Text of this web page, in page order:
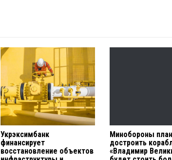
Укрэксимбанк
финансирует
восстановление объектов
Минобороны
достроить
«Владимир